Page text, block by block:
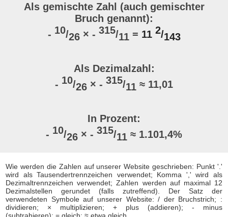
Als gemischte Zahl (auch gemischter
Bruch genannt):
- 10/26 × - 315/11 = 11 2/143
Als Dezimalzahl:
- 10/26 × - 315/11 ≈ 11,01
In Prozent:
- 10/26 × - 315/11 ≈ 1.101,4%
Wie werden die Zahlen auf unserer Website geschrieben: Punkt '.'
wird als Tausendertrennzeichen verwendet; Komma ',' wird als
Dezimaltrennzeichen verwendet; Zahlen werden auf maximal 12
Dezimalstellen gerundet (falls zutreffend). Der Satz der
verwendeten Symbole auf unserer Website: / der Bruchstrich; :
dividieren; × multiplizieren; + plus (addieren); - minus